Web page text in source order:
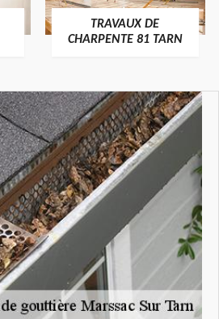
TRAVAUX DE
CHARPENTE 81 TARN